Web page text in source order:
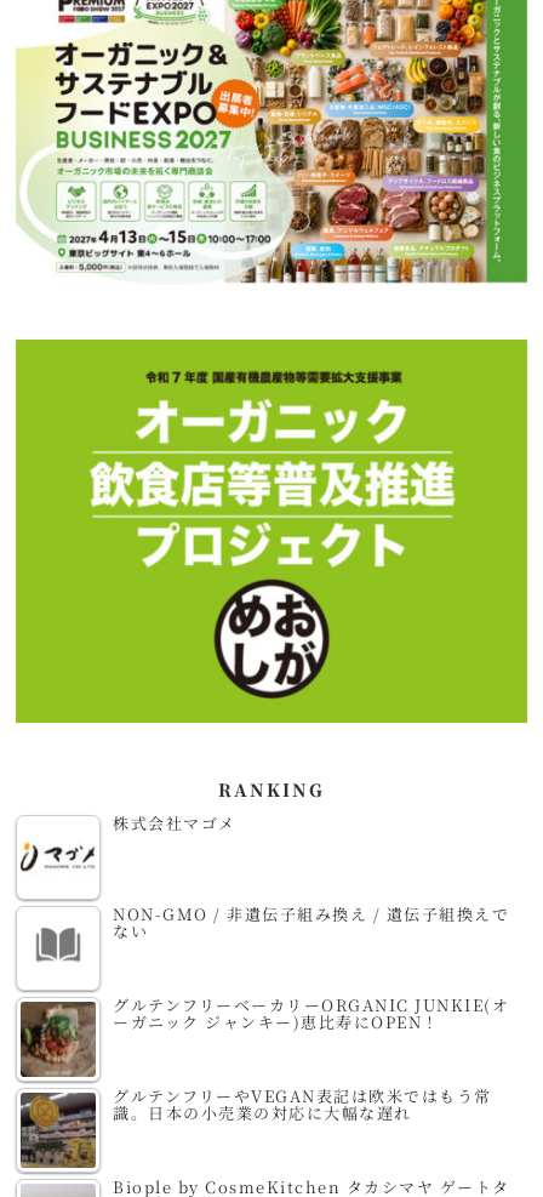
RANKING
株式会社マゴメ
NON-GMO / 非遺伝子組み換え / 遺伝子組換えで
ない
グルテンフリーベーカリーORGANIC JUNKIE(オ
ーガニック ジャンキー)恵比寿にOPEN！
グルテンフリーやVEGAN表記は欧米ではもう常
識。日本の小売業の対応に大幅な遅れ
Biople by CosmeKitchen タカシマヤ ゲートタ